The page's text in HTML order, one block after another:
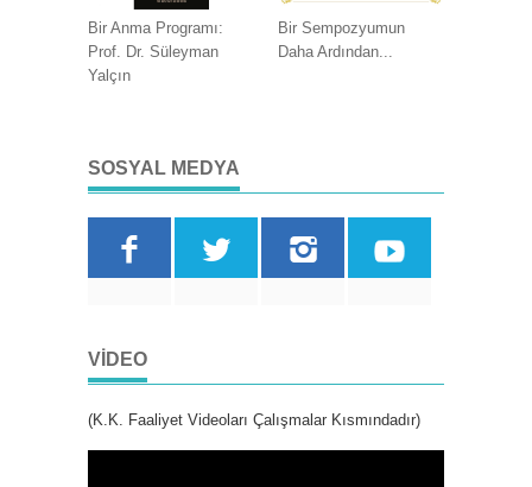
Bir Anma Programı:
Prof. Dr. Süleyman
Yalçın
Bir Sempozyumun
Daha Ardından...
SOSYAL MEDYA
VIDEO
(K.K. Faaliyet Videoları Çalışmalar Kısmındadır)